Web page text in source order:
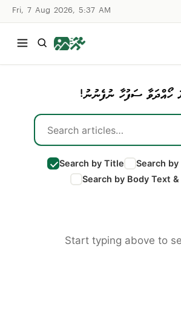
Fri, 7 Aug 2026, 5:37 AM
ހޯއްދަވާ ސަފުހާ ނުފެނުނު!
Search by Title
Search
Search by Body Text
Start typing above to